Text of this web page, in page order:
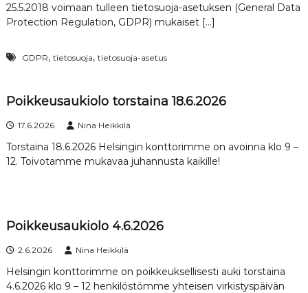
25.5.2018 voimaan tulleen tietosuoja-asetuksen (General Data
Protection Regulation, GDPR) mukaiset […]
GDPR, tietosuoja, tietosuoja-asetus
Poikkeusaukiolo torstaina 18.6.2026
17.6.2026 Nina Heikkilä
Torstaina 18.6.2026 Helsingin konttorimme on avoinna klo 9 –
12. Toivotamme mukavaa juhannusta kaikille!
Poikkeusaukiolo 4.6.2026
2.6.2026 Nina Heikkilä
Helsingin konttorimme on poikkeuksellisesti auki torstaina
4.6.2026 klo 9 – 12 henkilöstömme yhteisen virkistyspäivän